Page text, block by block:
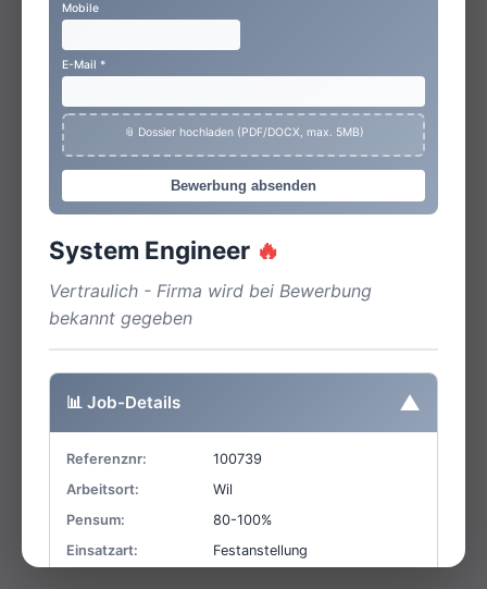
Mobile
E-Mail *
📎 Dossier hochladen (PDF/DOCX, max. 5MB)
Bewerbung absenden
System Engineer 🔥
Vertraulich - Firma wird bei Bewerbung
bekannt gegeben
📊 Job-Details ▼
Referenznr:
100739
Arbeitsort:
Wil
Pensum:
80-100%
Einsatzart:
Festanstellung